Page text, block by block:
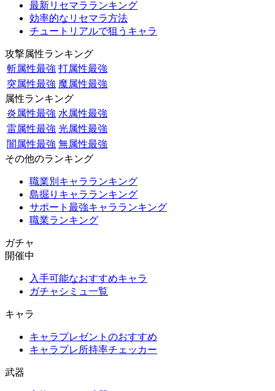
最新リセマラランキング
効率的なリセマラ方法
チュートリアルで狙うキャラ
攻撃属性ランキング
斬属性最強 打属性最強
突属性最強 魔属性最強
属性ランキング
炎属性最強 水属性最強
雷属性最強 光属性最強
闇属性最強 無属性最強
その他のランキング
職業別キャラランキング
島掘りキャラランキング
サポート最強キャラランキング
職業ランキング
ガチャ
開催中
入手可能なおすすめキャラ
ガチャシミュ一覧
キャラ
キャラプレゼントのおすすめ
キャラプレ所持率チェッカー
武器